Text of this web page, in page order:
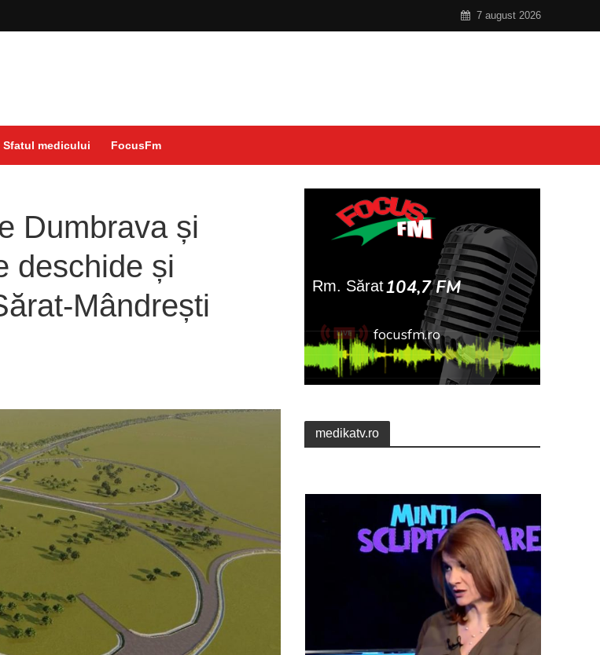
7 august 2026
Sfatul medicului FocusFm
Dumbrava și
deschide și
Mândrești
medikatv.ro